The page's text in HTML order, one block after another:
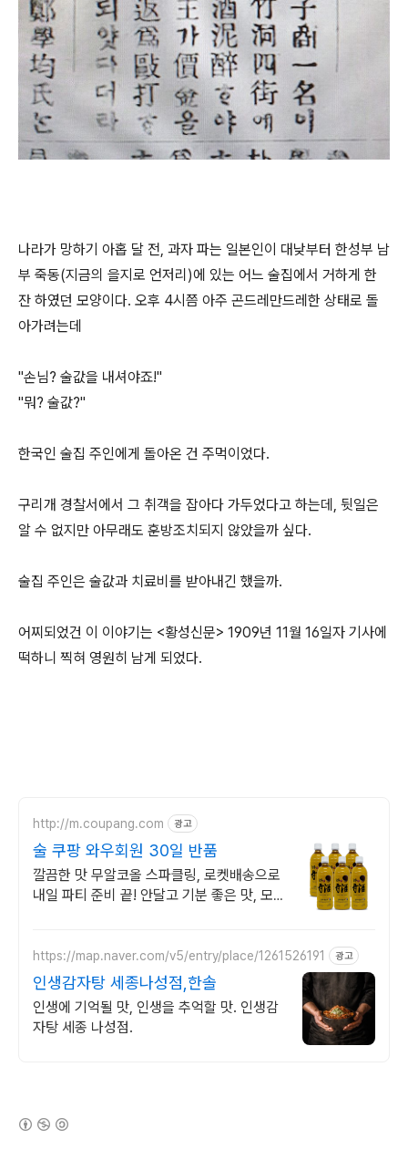
나라가 망하기 아홉 달 전, 과자 파는 일본인이 대낮부터 한성부 남
부 죽동(지금의 을지로 언저리)에 있는 어느 술집에서 거하게 한
잔 하였던 모양이다. 오후 4시쯤 아주 곤드레만드레한 상태로 돌
아가려는데
"손님? 술값을 내셔야죠!"
"뭐? 술값?"
한국인 술집 주인에게 돌아온 건 주먹이었다.
구리개 경찰서에서 그 취객을 잡아다 가두었다고 하는데, 뒷일은
알 수 없지만 아무래도 훈방조치되지 않았을까 싶다.
술집 주인은 술값과 치료비를 받아내긴 했을까.
어찌되었건 이 이야기는 <황성신문> 1909년 11월 16일자 기사에
떡하니 찍혀 영원히 남게 되었다.
http://m.coupang.com 광고
술 쿠팡 와우회원 30일 반품
깔끔한 맛 무알코올 스파클링, 로켓배송으로
내일 파티 준비 끝! 안달고 기분 좋은 맛, 모
https://map.naver.com/v5/entry/place/1261526191 광고
인생감자탕 세종나성점,한솔
인생에 기억될 맛, 인생을 추억할 맛. 인생감
자탕 세종 나성점.